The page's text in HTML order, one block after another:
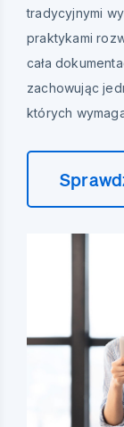
tradycyjnymi
praktykami
cała
zachowując
których